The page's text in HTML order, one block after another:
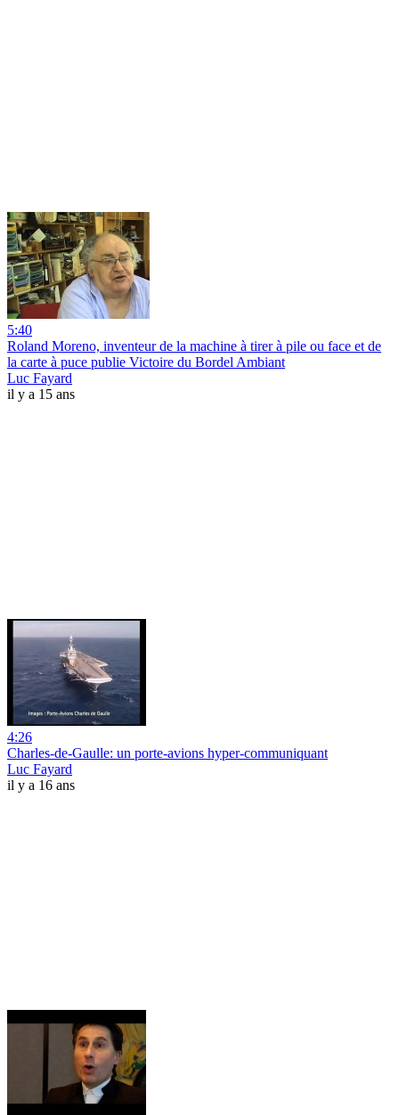
5:40
Roland Moreno, inventeur de la machine à tirer à pile ou face et de
la carte à puce publie Victoire du Bordel Ambiant
Luc Fayard
il y a 15 ans
4:26
Charles-de-Gaulle: un porte-avions hyper-communiquant
Luc Fayard
il y a 16 ans